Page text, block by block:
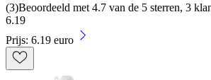
(3)Beoordeeld met 4.7 van de 5 sterren, 3
6.19
Prijs: 6.19 euro